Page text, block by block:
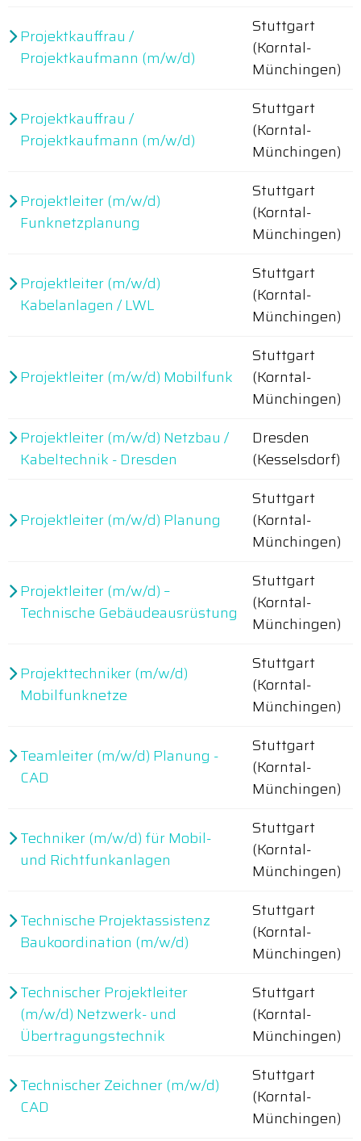
Projektkauffrau /
Projektkaufmann (m/w/d)
Stuttgart
(Korntal-
Münchingen)
Projektkauffrau /
Projektkaufmann (m/w/d)
Stuttgart
(Korntal-
Münchingen)
Projektleiter (m/w/d)
Funknetzplanung
Stuttgart
(Korntal-
Münchingen)
Projektleiter (m/w/d)
Kabelanlagen / LWL
Stuttgart
(Korntal-
Münchingen)
Projektleiter (m/w/d) Mobilfunk
Stuttgart
(Korntal-
Münchingen)
Projektleiter (m/w/d) Netzbau /
Kabeltechnik - Dresden
Dresden
(Kesselsdorf)
Projektleiter (m/w/d) Planung
Stuttgart
(Korntal-
Münchingen)
Projektleiter (m/w/d) –
Technische Gebäudeausrüstung
Stuttgart
(Korntal-
Münchingen)
Projekttechniker (m/w/d)
Mobilfunknetze
Stuttgart
(Korntal-
Münchingen)
Teamleiter (m/w/d) Planung -
CAD
Stuttgart
(Korntal-
Münchingen)
Techniker (m/w/d) für Mobil-
und Richtfunkanlagen
Stuttgart
(Korntal-
Münchingen)
Technische Projektassistenz
Baukoordination (m/w/d)
Stuttgart
(Korntal-
Münchingen)
Technischer Projektleiter
(m/w/d) Netzwerk- und
Übertragungstechnik
Stuttgart
(Korntal-
Münchingen)
Technischer Zeichner (m/w/d)
CAD
Stuttgart
(Korntal-
Münchingen)